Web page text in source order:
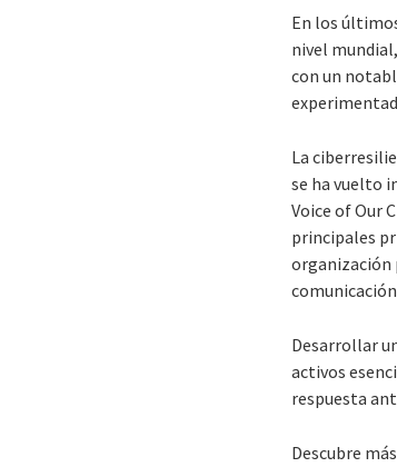
En los
nivel
con un
La
se ha vuelto
Voice of Our
principales
organización
Desarrollar
activos
respuesta
Descubre